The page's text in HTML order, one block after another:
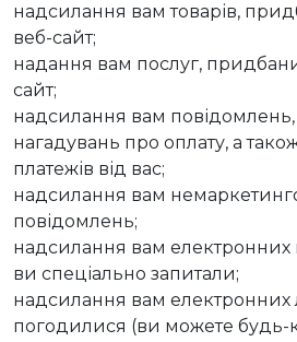
надсилання вам товарів,
веб-сайт;
надання вам послуг,
сайт;
надсилання вам повідомлень,
нагадувань про оплату, а
платежів від вас;
надсилання вам
повідомлень;
надсилання вам електронних
ви спеціально запитали;
надсилання вам електронних
погодилися (ви можете будь-